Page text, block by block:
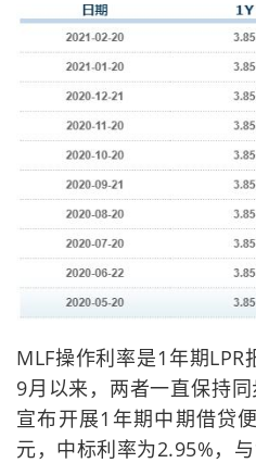
MLF操作利率是1年期
9月以来，两者一直保持
宣布开展1年期中期借贷
元，中标利率为2.95%，与